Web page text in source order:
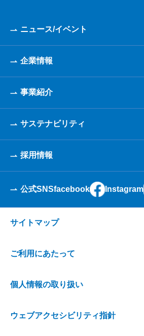
ニュース/イベント
企業情報
事業紹介
サステナビリティ
採用情報
公式SNSfacebook Instagram
サイトマップ
ご利用にあたって
個人情報の取り扱い
ウェブアクセシビリティ指針